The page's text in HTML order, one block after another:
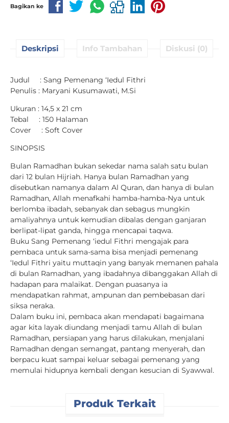
Bagikan ke
Deskripsi Info Tambahan Diskusi (0)
Judul : Sang Pemenang ‘Iedul Fithri
Penulis : Maryani Kusumawati, M.Si
Ukuran : 14,5 x 21 cm
Tebal : 150 Halaman
Cover : Soft Cover
SINOPSIS
Bulan Ramadhan bukan sekedar nama salah satu bulan
dari 12 bulan Hijriah. Hanya bulan Ramadhan yang
disebutkan namanya dalam Al Quran, dan hanya di bulan
Ramadhan, Allah menafkahi hamba-hamba-Nya untuk
berlomba ibadah, sebanyak dan sebagus mungkin
amaliyahnya untuk kemudian dibalas dengan ganjaran
berlipat-lipat ganda, hingga mencapai taqwa.
Buku Sang Pemenang ‘iedul Fithri mengajak para
pembaca untuk sama-sama bisa menjadi pemenang
‘Iedul Fithri yaitu muttaqin yang banyak memanen pahala
di bulan Ramadhan, yang ibadahnya dibanggakan Allah di
hadapan para malaikat. Dengan puasanya ia
mendapatkan rahmat, ampunan dan pembebasan dari
siksa neraka.
Dalam buku ini, pembaca akan mendapati bagaimana
agar kita layak diundang menjadi tamu Allah di bulan
Ramadhan, persiapan yang harus dilakukan, menjalani
Ramadhan dengan semangat, pantang menyerah, dan
berpacu kuat sampai keluar sebagai pemenang yang
memulai hidupnya kembali dengan kesucian di Syawwal.
Produk Terkait